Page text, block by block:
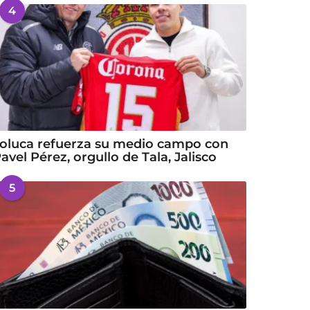
4
refuerza su medio campo con
Pérez, orgullo de Tala, Jalisco
5